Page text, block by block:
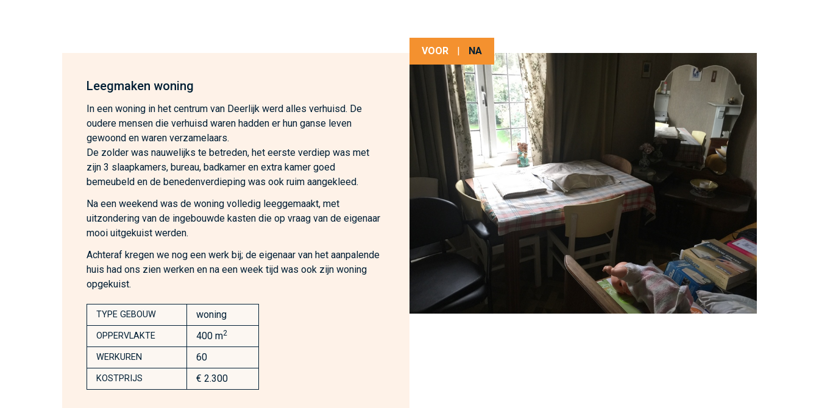
Leegmaken woning
In een woning in het centrum van Deerlijk werd alles verhuisd. De
oudere mensen die verhuisd waren hadden er hun ganse leven
gewoond en waren verzamelaars.
De zolder was nauwelijks te betreden, het eerste verdiep was met
zijn 3 slaapkamers, bureau, badkamer en extra kamer goed
bemeubeld en de benedenverdieping was ook ruim aangekleed.
Na een weekend was de woning volledig leeggemaakt, met
uitzondering van de ingebouwde kasten die op vraag van de eigenaar
mooi uitgekuist werden.
Achteraf kregen we nog een werk bij; de eigenaar van het aanpalende
huis had ons zien werken en na een week tijd was ook zijn woning
opgekuist.
TYPE GEBOUW woning
OPPERVLAKTE 400 m2
WERKUREN 60
KOSTPRIJS € 2.300
VOOR | NA